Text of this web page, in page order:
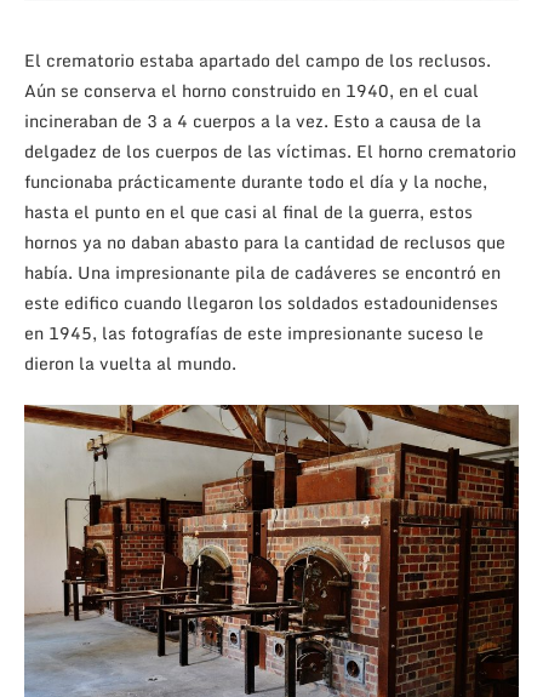
El crematorio estaba apartado del campo de los reclusos.
Aún se conserva el horno construido en 1940, en el cual
incineraban de 3 a 4 cuerpos a la vez. Esto a causa de la
delgadez de los cuerpos de las víctimas. El horno crematorio
funcionaba prácticamente durante todo el día y la noche,
hasta el punto en el que casi al final de la guerra, estos
hornos ya no daban abasto para la cantidad de reclusos que
había. Una impresionante pila de cadáveres se encontró en
este edifico cuando llegaron los soldados estadounidenses
en 1945, las fotografías de este impresionante suceso le
dieron la vuelta al mundo.